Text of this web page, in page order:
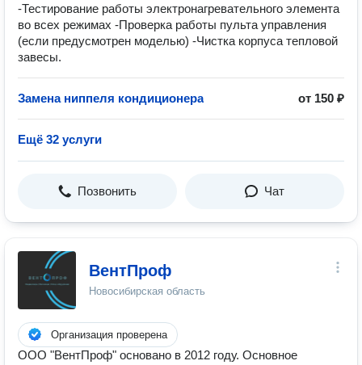
-Тестирование работы электронагревательного элемента
во всех режимах -Проверка работы пульта управления
(если предусмотрен моделью) -Чистка корпуса тепловой
завесы.
Замена ниппеля кондиционера от 150 ₽
Ещё 32 услуги
Позвонить Чат
ВентПроф
Новосибирская область
Организация проверена
ООО "ВентПроф" основано в 2012 году. Основное